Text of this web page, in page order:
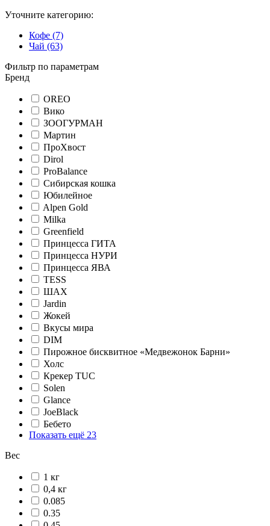
Уточните категорию:
Кофе (7)
Чай (63)
Фильтр по параметрам
Бренд
OREO
Вико
ЗООГУРМАН
Мартин
ПроХвост
Dirol
ProBalance
Сибирская кошка
Юбилейное
Alpen Gold
Milka
Greenfield
Принцесса ГИТА
Принцесса НУРИ
Принцесса ЯВА
TESS
ШАХ
Jardin
Жокей
Вкусы мира
DIM
Пирожное бисквитное «Медвежонок Барни»
Холс
Крекер TUC
Solen
Glance
JoeBlack
Бебето
Показать ещё 23
Вес
1 кг
0,4 кг
0.085
0.35